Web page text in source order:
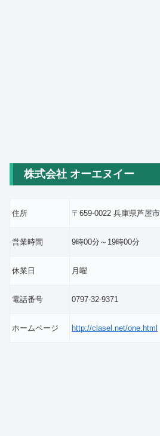
株式会社 オーエヌイー
住所 〒659-0022 兵庫県芦屋
営業時間 9時00分～19時00分
休業日 月曜
電話番号 0797-32-9371
ホームページ http://clasel.net/one.html